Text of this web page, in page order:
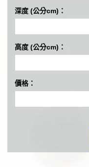
深度 (公分cm)：
高度 (公分cm)：
價格：